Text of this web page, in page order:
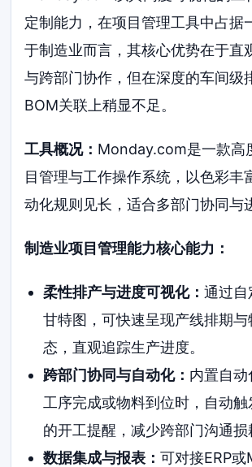
定制能力，在项目管理工具中占据
于制造业而言，其核心优势在于直
与跨部门协作，但在深度的车间级
BOM关联上稍显不足。
工具概况： Monday.com是一款高
目管理与工作操作系统，以色彩丰
动化规则见长，适合多部门协同与
制造业项目管理能力核心能力：
柔性排产与进度可视化： 通过自
甘特图，可快速呈现产线排期与
态，直观追踪生产进度。
跨部门协同与自动化： 内置自
工序完成或物料到位时，自动
的开工提醒，减少跨部门沟通损
数据集成与报表： 可对接ERP或